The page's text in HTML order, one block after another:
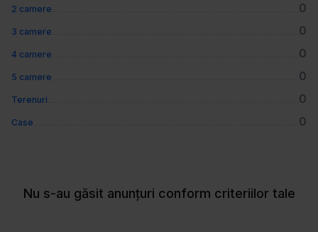
2 camere 0
3 camere 0
4 camere 0
5 camere 0
Terenuri 0
Case 0
Nu s-au găsit anunțuri conform criteriilor tale